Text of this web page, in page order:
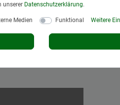
unserer Daten­schutz­erklärung.
Medien Funktional Weitere